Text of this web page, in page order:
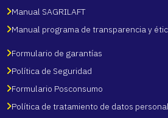
Manual SAGRILAFT
Manual programa de transparencia y
Formulario de garantías
Política de Seguridad
Formulario Posconsumo
Política de tratamiento de datos